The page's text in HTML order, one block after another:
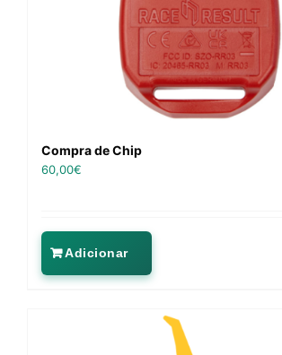
Compra de Chip
60,00€
Adicionar